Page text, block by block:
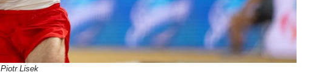
Piotr Lisek